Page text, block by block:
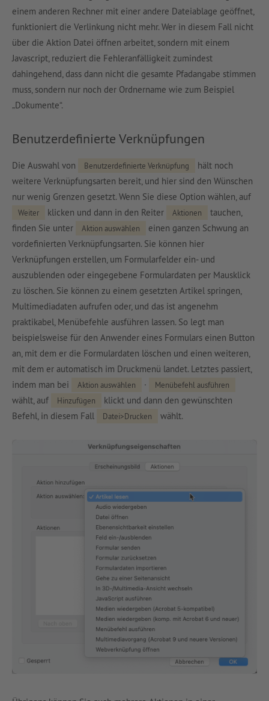
einem anderen Rechner mit einer andere Dateiablage geöffnet,
funktioniert die Verlinkung nicht mehr. Wer in diesem Fall nicht
über die Aktion Datei öffnen arbeitet, sondern mit einem
Javascript, reduziert die Fehleranfälligkeit zumindest
dahingehend, dass dann nicht die gesamte Pfadangabe stimmen
muss, sondern nur noch der Ordnername wie zum Beispiel
„Dokumente“.
Benutzerdefinierte Verknüpfungen
Die Auswahl von Benutzerdefinierte Verknüpfung
hält noch
weitere Verknüpfungsarten bereit, und hier sind den Wünschen
nur wenig Grenzen gesetzt. Wenn Sie diese Option wählen, auf
Weiter klicken und dann in den Reiter Aktionen
tauchen,
finden Sie unter
Aktion auswählen
einen ganzen Schwung an
vordefinierten Verknüpfungsarten. Sie können hier
Verknüpfungen erstellen, um Formularfelder ein- und
auszublenden oder eingegebene Formulardaten per Mausklick
zu löschen. Sie können zu einem gesetzten Artikel springen,
Multimediadaten aufrufen oder, und das ist angenehm
praktikabel, Menübefehle ausführen lassen. So legt man
beispielsweise für den Anwender eines Formulars einen Button
an, mit dem er die Formulardaten löschen und einen weiteren,
mit dem er automatisch im Druckmenü landet. Letztes passiert,
indem man bei
Aktion auswählen · Menübefehl ausführen
wählt, auf Hinzufügen
klickt und dann den gewünschten
Befehl, in diesem Fall
Datei>Drucken wählt.